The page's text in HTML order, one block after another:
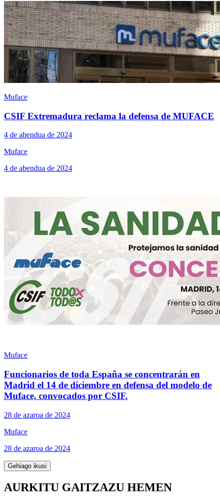
Muface
CSIF Extremadura reclama la defensa de MUFACE
4 de abendua de 2024
Muface
4 de abendua de 2024
Muface
Funcionarios de toda España se concentrarán en
Madrid el 14 de diciembre en defensa del modelo de
Muface, convocados por CSIF.
28 de azaroa de 2024
Muface
28 de azaroa de 2024
Gehiago ikusi
AURKITU GAITZAZU HEMEN